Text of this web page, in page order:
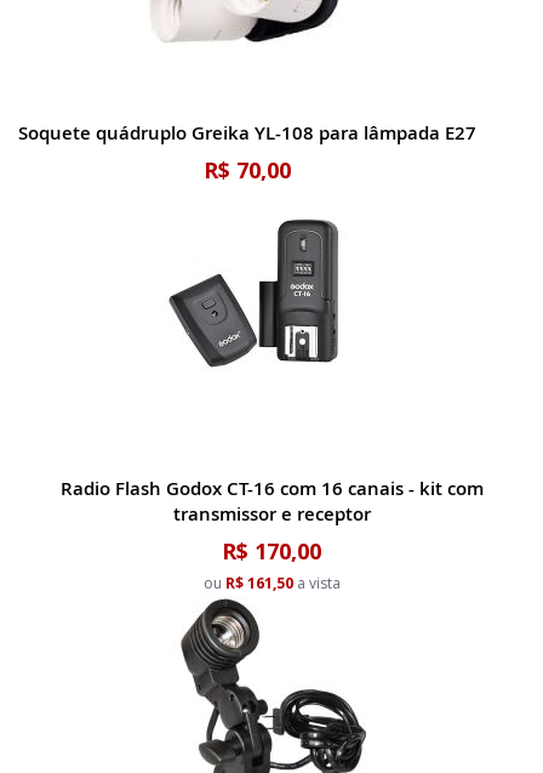
Soquete quádruplo Greika YL-108 para lâmpada E27
R$ 70,00
Radio Flash Godox CT-16 com 16 canais - kit com
transmissor e receptor
R$ 170,00
ou R$ 161,50a vista